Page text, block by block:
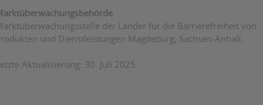
der Länder für die Barrierefreiheit von
und Dienstleistungen Magdeburg, Sachsen-Anhalt.
Aktualisierung: 30. Juli 2025